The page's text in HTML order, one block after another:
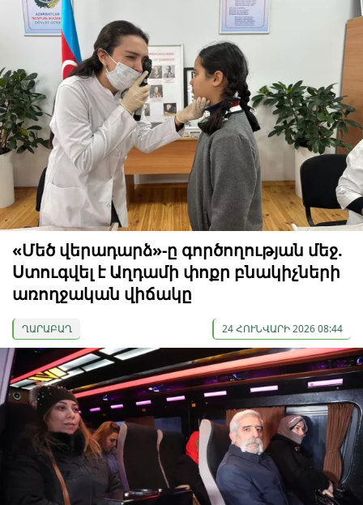
«Մեծ վերադարձ»-ը գործողության մեջ.
Ստուգվել է Աղդամի փոքր բնակիչների
առողջական վիճակը
ՂԱՐԱԲԱՂ 24 ՀՈՒՆՎԱՐԻ 2026 08:44